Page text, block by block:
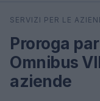
Cerca
SERVIZI PER LE
Proroga
Omnibus
aziende